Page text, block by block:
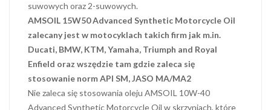
suwowych oraz 2-suwowych.
AMSOIL 15W50 Advanced Synthetic Motorcycle Oil
zalecany jest w motocyklach takich firm jak m.in.
Ducati, BMW, KTM, Yamaha, Triumph and Royal
Enfield oraz wszędzie tam gdzie zaleca się
stosowanie norm API SM, JASO MA/MA2
Nie zaleca się stosowania oleju AMSOIL 10W-40
Advanced Synthetic Motorcycle Oil w skrzyniach, które